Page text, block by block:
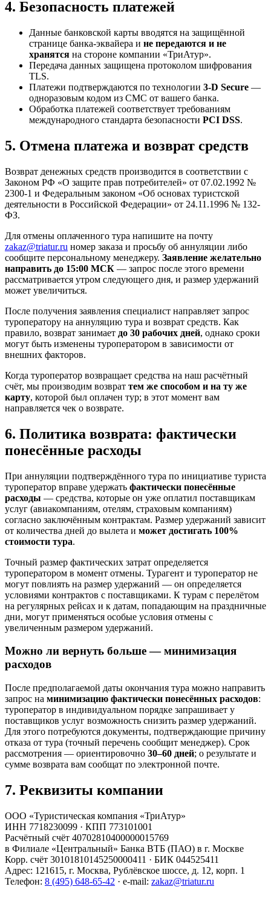
4. Безопасность платежей
Данные банковской карты вводятся на защищённой
странице банка-эквайера и не передаются и не
хранятся на стороне компании «ТриАтур».
Передача данных защищена протоколом шифрования
TLS.
Платежи подтверждаются по технологии 3-D Secure —
одноразовым кодом из СМС от вашего банка.
Обработка платежей соответствует требованиям
международного стандарта безопасности PCI DSS.
5. Отмена платежа и возврат средств
Возврат денежных средств производится в соответствии с
Законом РФ «О защите прав потребителей» от 07.02.1992 №
2300-1 и Федеральным законом «Об основах туристской
деятельности в Российской Федерации» от 24.11.1996 № 132-
ФЗ.
Для отмены оплаченного тура напишите на почту
zakaz@triatur.ru номер заказа и просьбу об аннуляции либо
сообщите персональному менеджеру. Заявление желательно
направить до 15:00 МСК — запрос после этого времени
рассматривается утром следующего дня, и размер удержаний
может увеличиться.
После получения заявления специалист направляет запрос
туроператору на аннуляцию тура и возврат средств. Как
правило, возврат занимает до 30 рабочих дней, однако сроки
могут быть изменены туроператором в зависимости от
внешних факторов.
Когда туроператор возвращает средства на наш расчётный
счёт, мы производим возврат тем же способом и на ту же
карту, которой был оплачен тур; в этот момент вам
направляется чек о возврате.
6. Политика возврата: фактически
понесённые расходы
При аннуляции подтверждённого тура по инициативе туриста
туроператор вправе удержать фактически понесённые
расходы — средства, которые он уже оплатил поставщикам
услуг (авиакомпаниям, отелям, страховым компаниям)
согласно заключённым контрактам. Размер удержаний зависит
от количества дней до вылета и может достигать 100%
стоимости тура.
Точный размер фактических затрат определяется
туроператором в момент отмены. Турагент и туроператор не
могут повлиять на размер удержаний — он определяется
условиями контрактов с поставщиками. К турам с перелётом
на регулярных рейсах и к датам, попадающим на праздничные
дни, могут применяться особые условия отмены с
увеличенным размером удержаний.
Можно ли вернуть больше — минимизация
расходов
После предполагаемой даты окончания тура можно направить
запрос на минимизацию фактически понесённых расходов:
туроператор в индивидуальном порядке запрашивает у
поставщиков услуг возможность снизить размер удержаний.
Для этого потребуются документы, подтверждающие причину
отказа от тура (точный перечень сообщит менеджер). Срок
рассмотрения — ориентировочно 30–60 дней; о результате и
сумме возврата вам сообщат по электронной почте.
7. Реквизиты компании
ООО «Туристическая компания «ТриАтур»
ИНН 7718230099 · КПП 773101001
Расчётный счёт 40702810400000015769
в Филиале «Центральный» Банка ВТБ (ПАО) в г. Москве
Корр. счёт 30101810145250000411 · БИК 044525411
Адрес: 121615, г. Москва, Рублёвское шоссе, д. 12, корп. 1
Телефон: 8 (495) 648-65-42 · e-mail: zakaz@triatur.ru